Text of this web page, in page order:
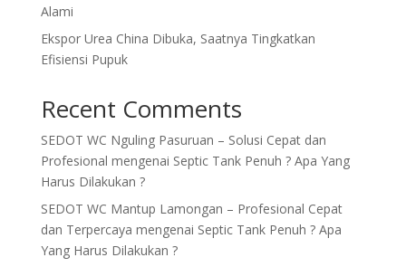
Alami
Ekspor Urea China Dibuka, Saatnya Tingkatkan
Efisiensi Pupuk
Recent Comments
SEDOT WC Nguling Pasuruan – Solusi Cepat dan
Profesional mengenai Septic Tank Penuh ? Apa Yang
Harus Dilakukan ?
SEDOT WC Mantup Lamongan – Profesional Cepat
dan Terpercaya mengenai Septic Tank Penuh ? Apa
Yang Harus Dilakukan ?